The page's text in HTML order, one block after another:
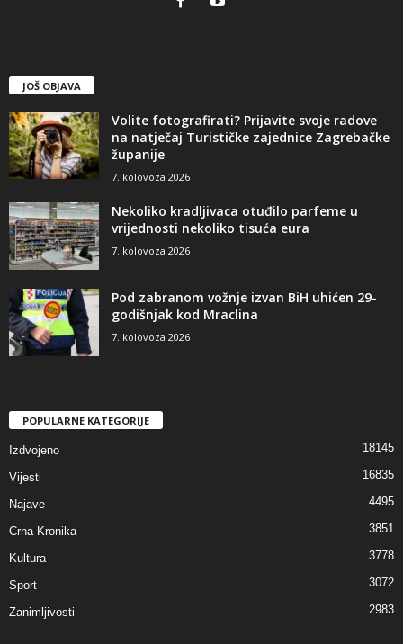
JOŠ OBJAVA
Volite fotografirati? Prijavite svoje radove
na natječaj Turističke zajednice Zagrebačke
županije
7. kolovoza 2026
Nekoliko kradljivaca otuđilo parfeme u
vrijednosti nekoliko tisuća eura
7. kolovoza 2026
Pod zabranom vožnje izvan BiH uhićen 29-
godišnjak kod Mraclina
7. kolovoza 2026
POPULARNE KATEGORIJE
Izdvojeno 18145
Vijesti 16835
Najave 4495
Crna Kronika 3851
Kultura 3778
Sport 3072
Zanimljivosti 2983